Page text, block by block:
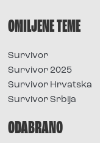
OMILJENE TEME
Survivor
Survivor 2025
Survivor Hrvatska
Survivor Srbija
ODABRANO